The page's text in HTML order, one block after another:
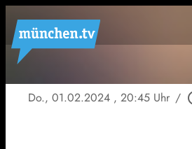
Do., 01.02.2024 , 20:45 Uhr /